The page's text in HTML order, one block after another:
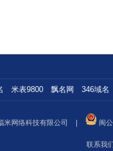
米表9800 飘名网 346域名
米网络科技有限公司 闽
联系我